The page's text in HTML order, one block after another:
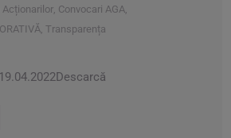
Acționarilor, Convocari AGA,
, Transparența